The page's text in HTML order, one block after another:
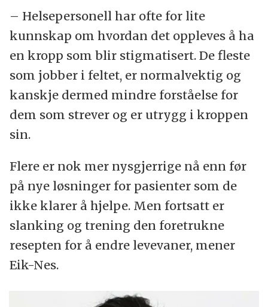
– Helsepersonell har ofte for lite
kunnskap om hvordan det oppleves å ha
en kropp som blir stigmatisert. De fleste
som jobber i feltet, er normalvektig og
kanskje dermed mindre forståelse for
dem som strever og er utrygg i kroppen
sin.
Flere er nok mer nysgjerrige nå enn før
på nye løsninger for pasienter som de
ikke klarer å hjelpe. Men fortsatt er
slanking og trening den foretrukne
resepten for å endre levevaner, mener
Eik-Nes.